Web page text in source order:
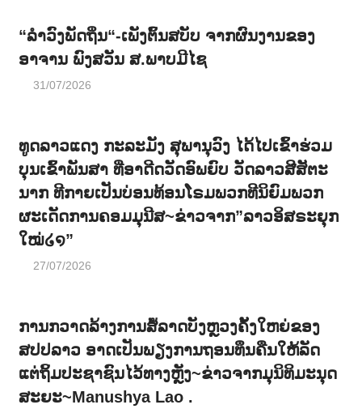
“ລຳວົງພັດຖິ່ນ“-ເພັງຕົ້ນສບັບ ຈາກຜົນງານຂອງ
ອາຈານ ພົງສວັນ ສ.ພາບມີໄຊ
31/07/2026
ທູດລາວແດງ ກະລະມັງ ສຸພານຸວົງ ໄດ້ໄປເຂົ້າຮ່ວມ
ບຸນເຂົ້າພັນສາ ທີ່ອາດີດວັດອົພຍົບ ວັດລາວສີສັຕະ
ນາກ ທີກາຍເປັນບ່ອນທ້ອນໂຣມພວກທີນິຍົມພວກ
ຜະເດັດການຄອມມຸນີສ~ຂ່າວຈາກ”ລາວອິສຣະຍຸກ
ໃໝ່໒໑”
27/07/2026
ການກວາດລ້າງການສໍ້ລາດບັງຫຼວງຄັ້ງໃຫຍ່ຂອງ
ສປປລາວ ອາດເປັນພຽງການຖອນທຶນຄືນໃຫ້ລັດ
ແຕ່ຖິ້ມປະຊາຊົນໄວ້ທາງຫຼັງ~ຂ່າວຈາກມຸນິທິມະນຸດ
ສະຍະ~Manushya Lao .